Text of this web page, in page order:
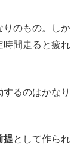
りのもの。しか
時間走ると疲れ
るのはかなり
提として作られ